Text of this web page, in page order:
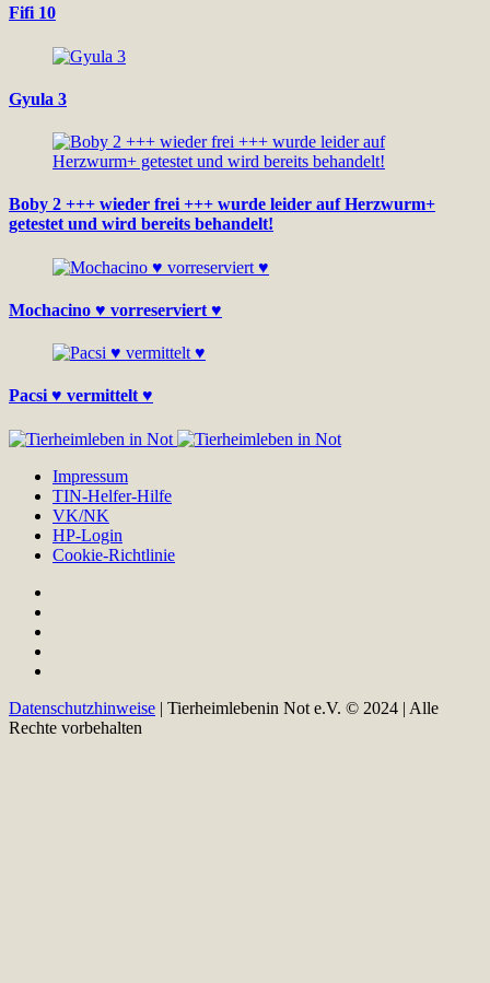
Fifi 10
Gyula 3
Boby 2 +++ wieder frei +++ wurde leider auf Herzwurm+
getestet und wird bereits behandelt!
Mochacino ♥ vorreserviert ♥
Pacsi ♥ vermittelt ♥
Impressum
TIN-Helfer-Hilfe
VK/NK
HP-Login
Cookie-Richtlinie
Datenschutzhinweise | Tierheimlebenin Not e.V. © 2024 | Alle
Rechte vorbehalten